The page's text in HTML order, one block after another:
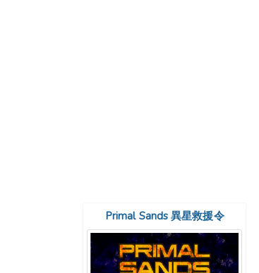
Primal Sands 異星救援令